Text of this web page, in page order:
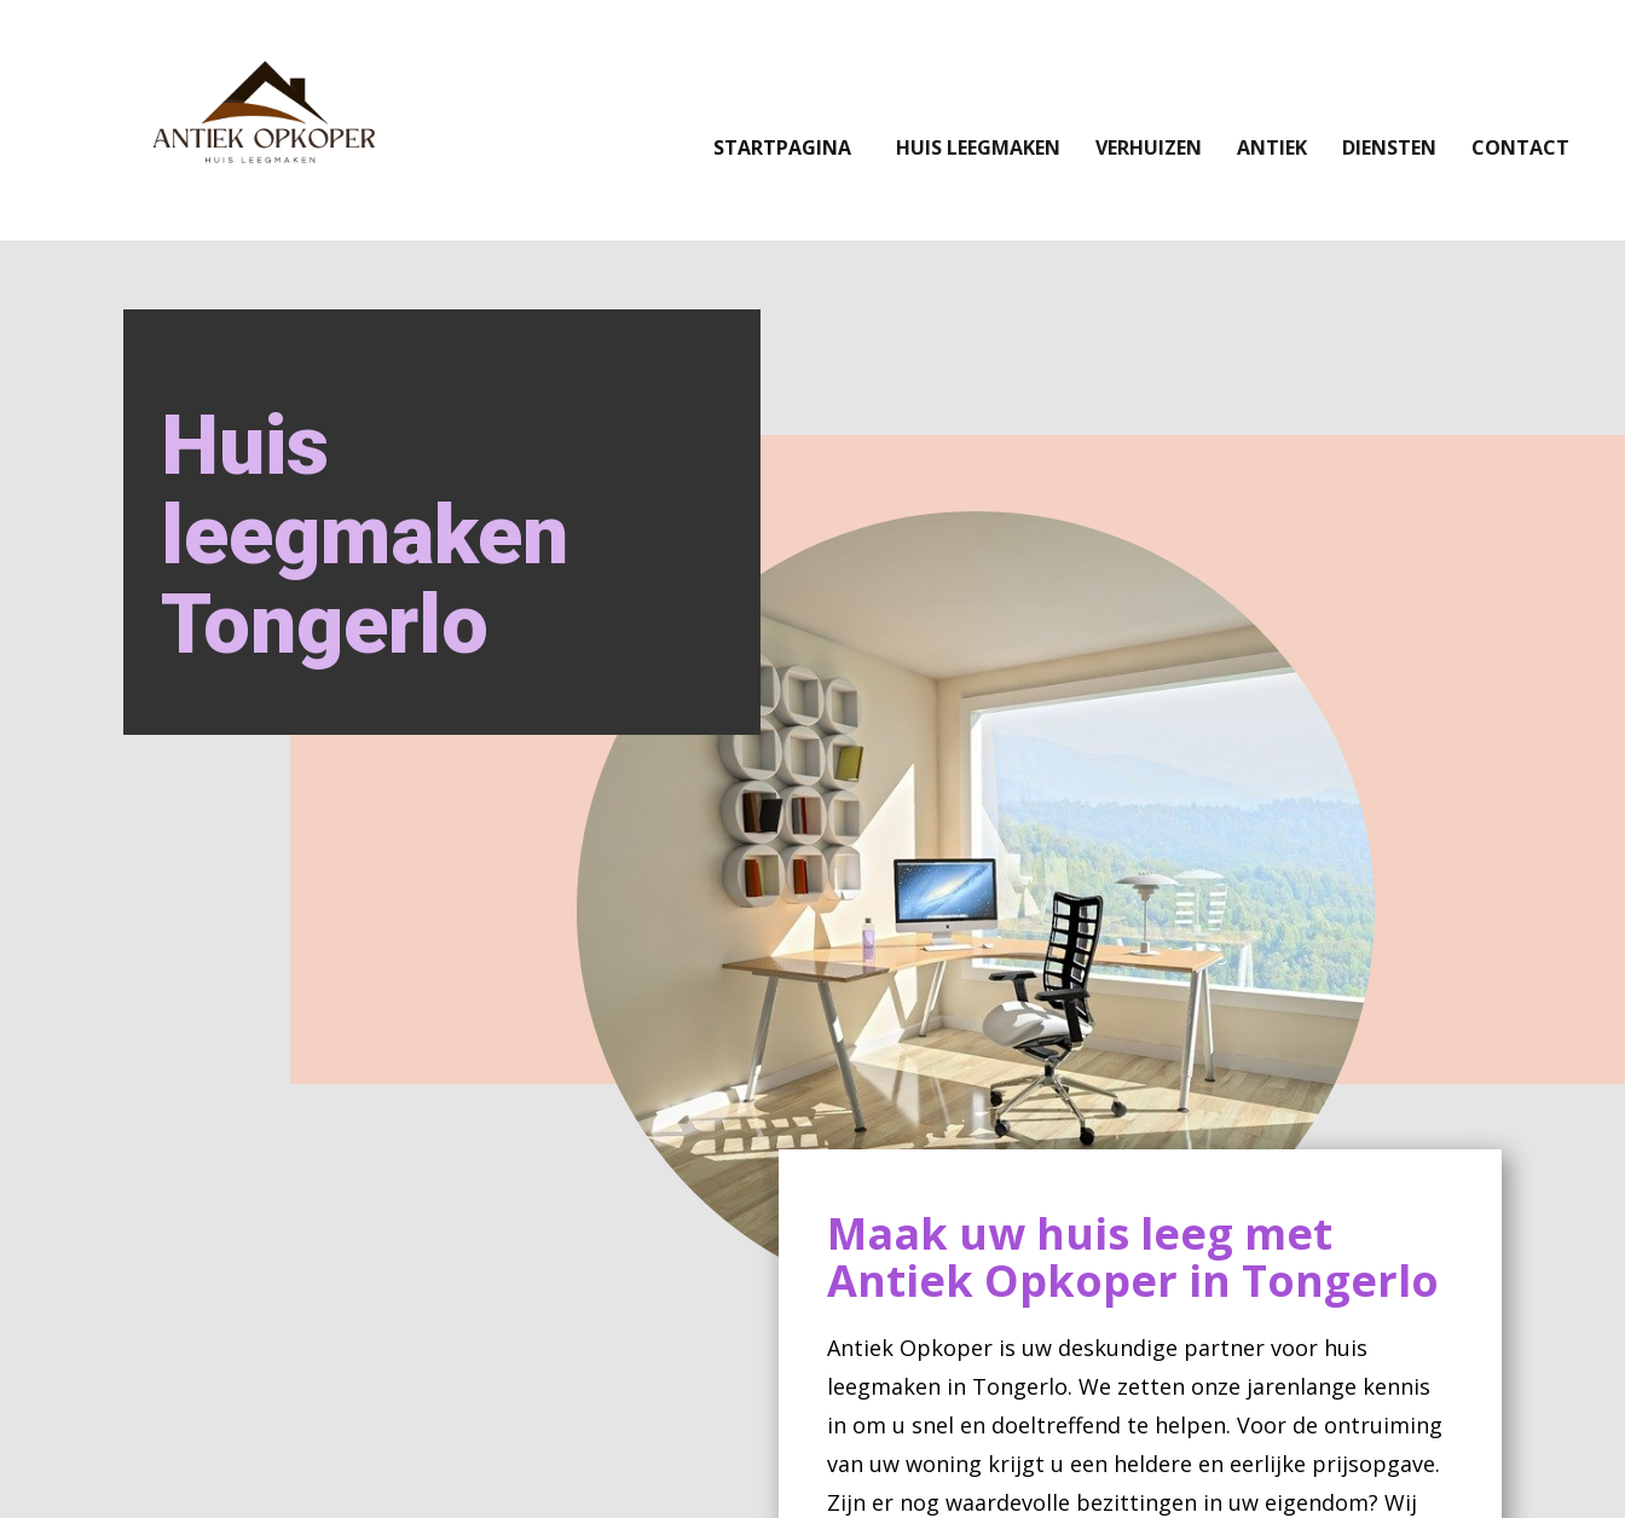
STARTPAGINA HUIS LEEGMAKEN VERHUIZEN ANTIEK DIENSTEN CONTACT
Huis
leegmaken
Tongerlo
Maak uw huis leeg met
Antiek Opkoper in Tongerlo
Antiek Opkoper is uw deskundige partner voor huis
leegmaken in Tongerlo. We zetten onze jarenlange kennis
in om u snel en doeltreffend te helpen. Voor de ontruiming
van uw woning krijgt u een heldere en eerlijke prijsopgave.
Zijn er nog waardevolle bezittingen in uw eigendom? Wij